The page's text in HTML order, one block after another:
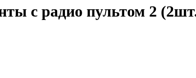
с радио пультом 2